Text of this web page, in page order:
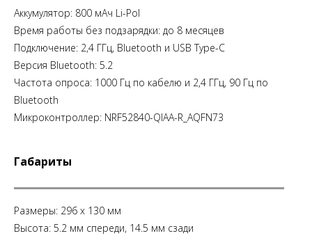
Аккумулятор: 800 мАч Li-Pol
Время работы без подзарядки: до 8 месяцев
Подключение: 2,4 ГГц, Bluetooth и USB Type-C
Версия Bluetooth: 5.2
Частота опроса: 1000 Гц по кабелю и 2,4 ГГц, 90 Гц по
Bluetooth
Микроконтроллер: NRF52840-QIAA-R_AQFN73
Габариты
Размеры: 296 x 130 мм
Высота: 5.2 мм спереди, 14.5 мм сзади